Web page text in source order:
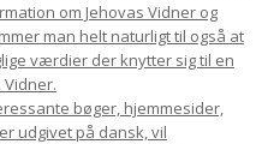
om Jehovas Vidner og
man helt naturligt til også at
værdier der knytter sig til en
Vidner.
bøger, hjemmesider,
udgivet på dansk, vil